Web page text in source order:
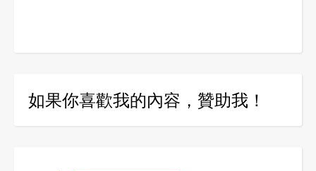
如果你喜歡我的內容，贊助我！